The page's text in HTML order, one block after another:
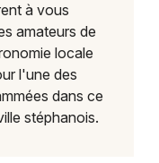
à vous
amateurs de
locale
l'une des
dans ce
stéphanois.